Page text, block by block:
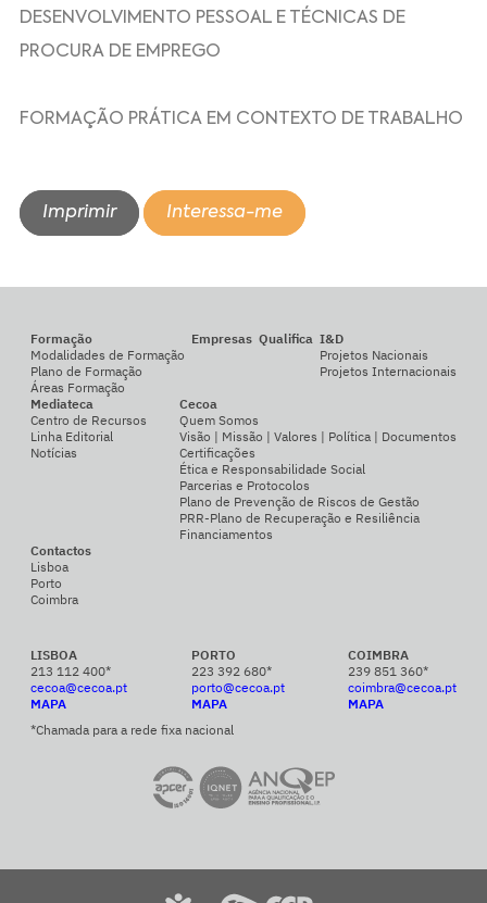
DESENVOLVIMENTO PESSOAL E TÉCNICAS DE
PROCURA DE EMPREGO
FORMAÇÃO PRÁTICA EM CONTEXTO DE TRABALHO
Imprimir Interessa-me
Formação
Modalidades de Formação
Plano de Formação
Áreas Formação
Empresas Qualifica I&D
Projetos Nacionais
Projetos Internacionais
Mediateca
Centro de Recursos
Linha Editorial
Notícias
Cecoa
Quem Somos
Visão | Missão | Valores | Política | Documentos
Certificações
Ética e Responsabilidade Social
Parcerias e Protocolos
Plano de Prevenção de Riscos de Gestão
PRR-Plano de Recuperação e Resiliência
Financiamentos
Contactos
Lisboa
Porto
Coimbra
LISBOA
213 112 400*
cecoa@cecoa.pt
MAPA
PORTO
223 392 680*
porto@cecoa.pt
MAPA
COIMBRA
239 851 360*
coimbra@cecoa.pt
MAPA
*Chamada para a rede fixa nacional